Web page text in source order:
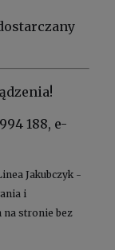
188, e-
Jakubczyk -
i
na stronie bez